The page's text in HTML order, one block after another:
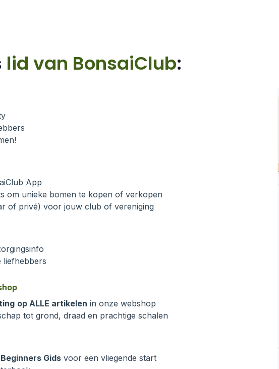
lid van BonsaiClub:
App
om unieke bomen te kopen of verkopen
of privé) voor jouw club of vereniging
liefhebbers
op ALLE artikelen in onze webshop
tot grond, draad en prachtige schalen
Gids voor een vliegende start